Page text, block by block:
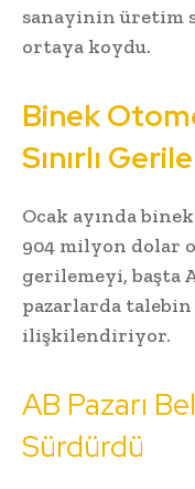
sanayinin üretim
ortaya koydu.
Binek
Sınırlı
Ocak ayında
904 milyon dolar
gerilemeyi, başta
pazarlarda talebin
ilişkilendiriyor.
AB Pazarı
Sürdürdü